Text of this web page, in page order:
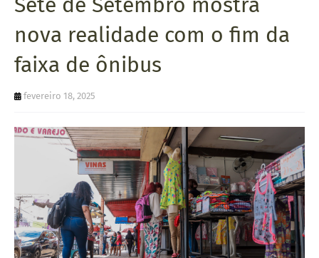
A
Q
U
E
nova realidade com o fim da
faixa de ônibus
fevereiro 18, 2025